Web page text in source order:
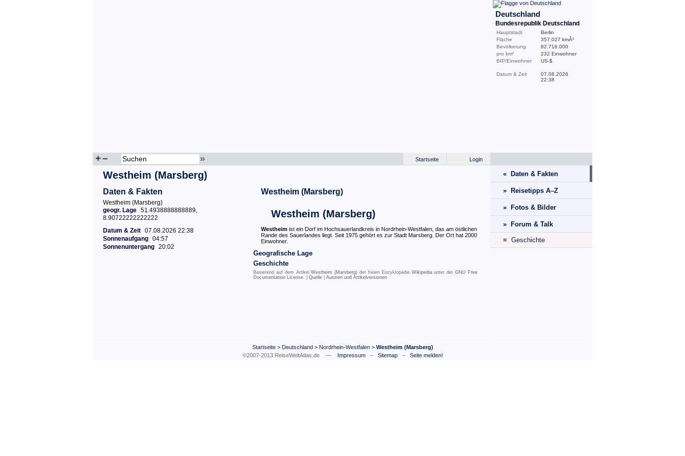
Deutschland
Bundesrepublik Deutschland
Hauptstadt
Berlin
Fläche
357.027 kmÂ²
Bevölkerung
82.716.000
pro km²
232 Einwohner
BIP/Einwohner
US-$
Datum & Zeit
07.08.2026
22:38
+– » Login
Startseite
Westheim (Marsberg)
Daten & Fakten
Westheim (Marsberg)
geogr. Lage 51.4938888888889,
8.90722222222222
Datum & Zeit 07.08.2026 22:38
Sonnenaufgang 04:57
Sonnenuntergang 20:02
Westheim (Marsberg)
Westheim (Marsberg)
Westheim ist ein Dorf im Hochsauerlandkreis in Nordrhein-Westfalen, das am östlichen
Rande des Sauerlandes liegt. Seit 1975 gehört es zur Stadt Marsberg. Der Ort hat 2000
Einwohner.
Geografische Lage
Geschichte
Basierend auf dem ArtikelWestheim (Marsberg) der freien Enzyklopädie Wikipediaunter derGNU Free
Documentation License. | Quelle Autoren und Artikelversionen
« Daten & Fakten
» Reisetipps A–Z
» Fotos & Bilder
» Forum & Talk
≡ Geschichte
Startseite> Deutschland> Nordrhein-Westfalen> Westheim (Marsberg)
©2007-2013 ReiseWeltAtlas.de —
Impressum– Sitemap– Seite melden!